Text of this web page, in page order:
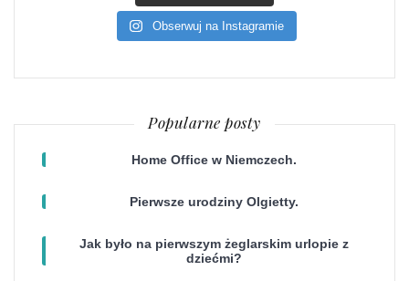
Obserwuj na Instagramie
Popularne posty
Home Office w Niemczech.
Pierwsze urodziny Olgietty.
Jak było na pierwszym żeglarskim urlopie z
dziećmi?